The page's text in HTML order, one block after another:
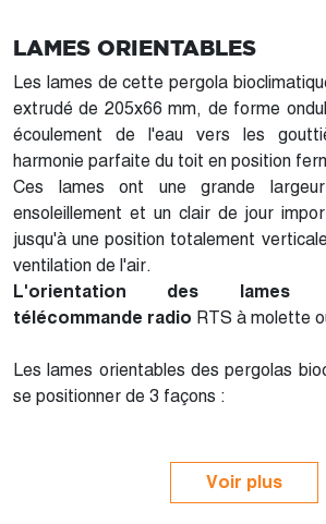
LAMES ORIENTABLES
Les lames de cette pergola
extrudé de 205x66 mm, de forme
écoulement de l'eau vers les
harmonie parfaite du toit en position
Ces lames ont une grande
ensoleillement et un clair de jour
jusqu'à une position totalement
ventilation de l'air.
L'orientation des lames
télécommande radio RTS à molette
Les lames orientables des pergolas
se positionner de 3 façons :
Voir plus